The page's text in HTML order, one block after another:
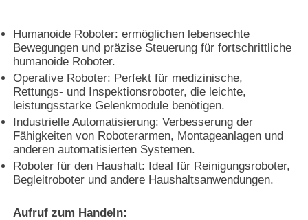
Speicherprogrammierbare Steuerung
SPS -Controller
Soft Start-Gerät
Roboter-Gelenkmotor
Humanoide Roboter: ermöglichen lebensechte
Bewegungen und präzise Steuerung für fortschrittliche
humanoide Roboter.
Operative Roboter: Perfekt für medizinische,
Rettungs- und Inspektionsroboter, die leichte,
leistungsstarke Gelenkmodule benötigen.
Industrielle Automatisierung: Verbesserung der
Fähigkeiten von Roboterarmen, Montageanlagen und
anderen automatisierten Systemen.
Roboter für den Haushalt: Ideal für Reinigungsroboter,
Begleitroboter und andere Haushaltsanwendungen.
Aufruf zum Handeln: